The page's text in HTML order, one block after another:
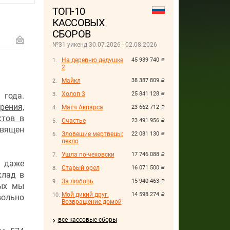
ТОП-10
КАССОВЫХ
СБОРОВ
№31 уикенд 30.07.2026 - 02.08.2026
45 939 740 руб.
На деревню дедушке
2
38 387 809 руб.
Майкл
25 841 128 руб.
Холоп 3
23 662 712 руб.
Матч Акпарса
23 491 956 руб.
Счастье
22 081 130 руб.
Зловещие мертвецы:
пекло
17 746 088 руб.
Ушла по-чеховски
16 071 500 руб.
Старый орел
15 940 463 руб.
За любовь
14 598 274 руб.
Мой дикий друг.
Возвращение домой
все кассовые сборы
в
даже
в
мы